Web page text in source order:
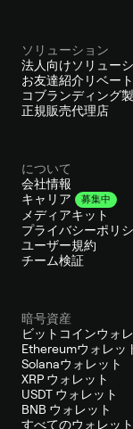
ソリューション
法人向けソリュー
お友達紹介リベート
コブランディング
正規販売代理店
について
会社情報
キャリア
募集中
メディアキット
プライバシーポリ
ユーザー規約
チーム検証
暗号資産
ビットコインウォ
Ethereumウォレッ
Solanaウォレット
XRP ウォレット
USDT ウォレット
BNB ウォレット
すべてのウォレッ